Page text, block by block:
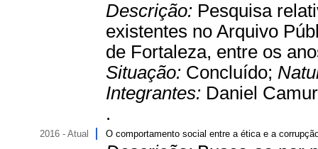
Descrição: Pesquisa
existentes no Arquivo
de Fortaleza, entre os
Situação: Concluído;
Integrantes: Daniel
.
2016 - Atual O comportamento social entre a ética e a